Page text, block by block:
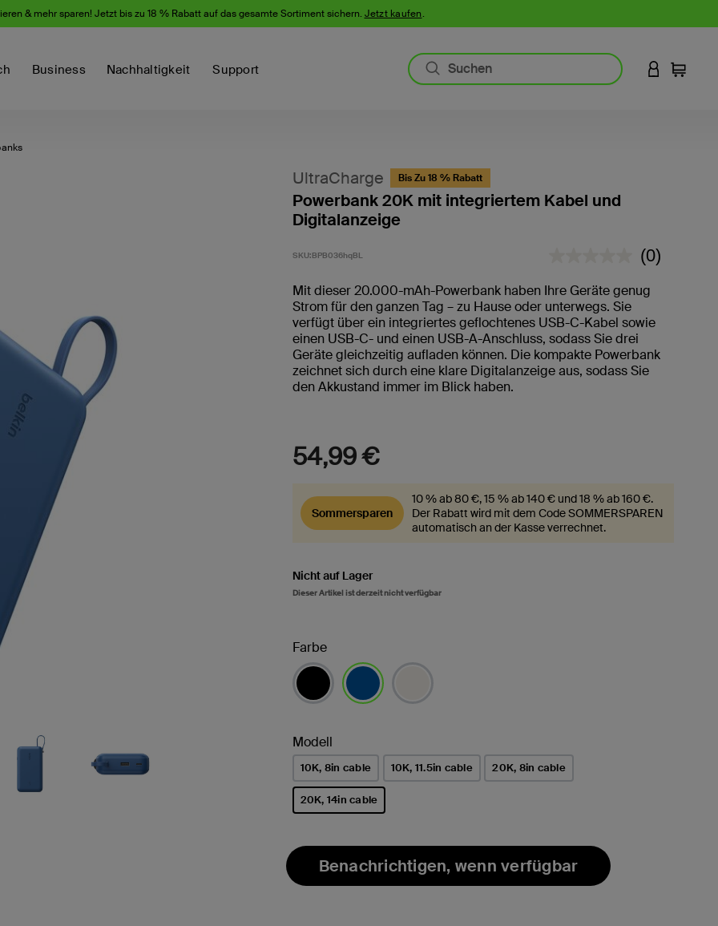
& mehr sparen! Jetzt bis zu 18 % Rabatt auf das gesamte Sortiment sichern. Jetzt kaufen.
Business Nachhaltigkeit Support AN IHREM
UltraCharge Bis Zu 18 % Rabatt
Powerbank 20K mit integriertem Kabel und
Digitalanzeige
SKU:BPB036hqBL 4,5 von 5 Kundenrezension
Kein
Link
auf
Seite.
(0)
Mit dieser 20.000-mAh-Powerbank haben Ihre Geräte genug
Strom für den ganzen Tag – zu Hause oder unterwegs. Sie
verfügt über ein integriertes geflochtenes USB-C-Kabel sowie
einen USB-C- und einen USB-A-Anschluss, sodass Sie drei
Geräte gleichzeitig aufladen können. Die kompakte Powerbank
zeichnet sich durch eine klare Digitalanzeige aus, sodass Sie
den Akkustand immer im Blick haben.
54,99 €
Sommersparen
10 % ab 80 €, 15 % ab 140 € und 18 % ab 160 €.
Der Rabatt wird mit dem Code SOMMERSPAREN
automatisch an der Kasse verrechnet.
Nicht auf Lager
Dieser Artikel ist derzeit nicht verfügbar
Farbe
Modell
10K, 8in cable 10K, 11.5in cable 20K, 8in cable
20K, 14in cable
Benachrichtigen, wenn verfügbar